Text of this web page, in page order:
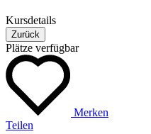
Kursdetails
Zurück
Plätze verfügbar
Merken
Teilen